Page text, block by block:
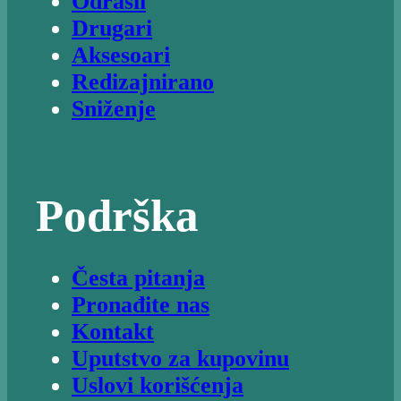
Drugari
Aksesoari
Redizajnirano
Sniženje
Podrška
Česta pitanja
Pronađite nas
Kontakt
Uputstvo za kupovinu
Uslovi korišćenja